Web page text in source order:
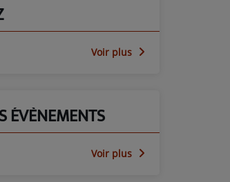
Voir plus
ÉVÈNEMENTS
Voir plus